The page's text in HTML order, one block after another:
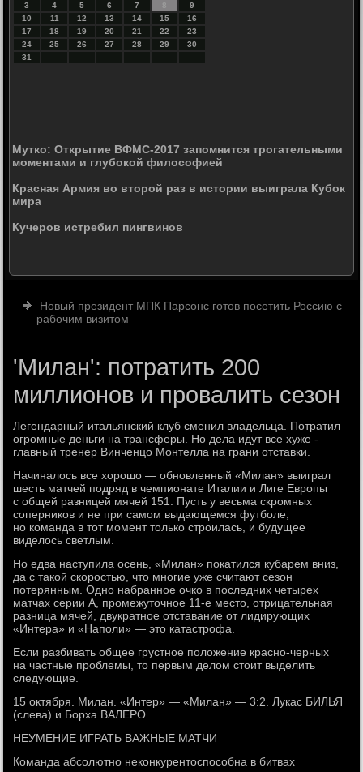
3
4 5 6 7 8
9
10
11 12 13 14 15
16
17
18 19 20 21 22
23
24
25 26 27 28 29
30
31
Мутко: Открытие ВФМС-2017 запомнится трогательными
моментами и глубокой философией
Красная Армия во второй раз в истории выиграла Кубок
мира
Кучеров истребил пингвинов
Новый президент МПК Парсонс готов посетить Россию с
рабочим визитом
'Милан': потратить 200
миллионов и провалить сезон
Легендарный итальянский клуб сменил владельца. Потратил
огромные деньги на трансферы. Но дела идут все хуже -
главный тренер Винченцо Монтелла на грани отставки.
Начиналось все хорошо — обновленный «Милан» выиграл
шесть матчей подряд в чемпионате Италии и Лиге Европы
с общей разницей мячей 151. Пусть у весьма скромных
соперников и не при самом выдающемся футболе,
но команда в тот момент только строилась, и будущее
виделось светлым.
Но едва наступила осень, «Милан» покатился кубарем вниз,
да с такой скоростью, что многие уже считают сезон
потерянным. Одно набранное очко в последних четырех
матчах серии А, промежуточное 11-е место, отрицательная
разница мячей, двукратное отставание от лидирующих
«Интера» и «Наполи» — это катастрофа.
Если разбивать общее грустное положение красно-черных
на частные проблемы, то первым делом стоит выделить
следующие.
15 октября. Милан. «Интер» — «Милан» — 3:2. Лукас БИЛЬЯ
(слева) и Борха ВАЛЕРО
НЕУМЕНИЕ ИГРАТЬ ВАЖНЫЕ МАТЧИ
Команда абсолютно неконкурентоспособна в битвах